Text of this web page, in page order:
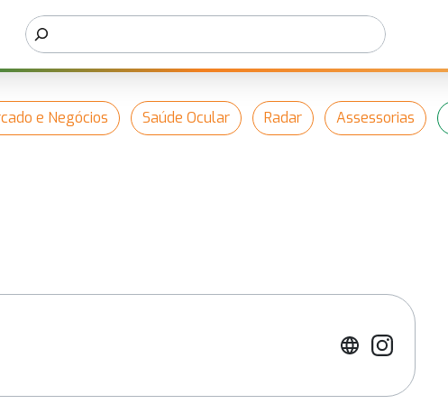
e Negócios Saúde Ocular Radar Assessorias